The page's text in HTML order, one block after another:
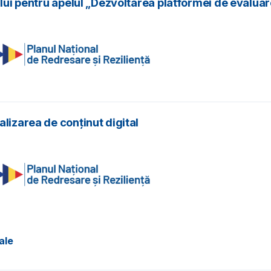
de conținut digital